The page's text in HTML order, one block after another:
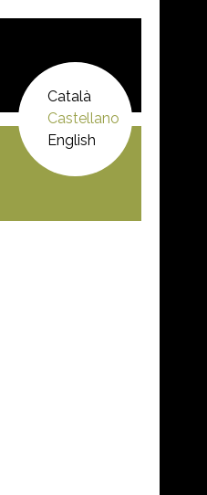
Català
Castellano
English